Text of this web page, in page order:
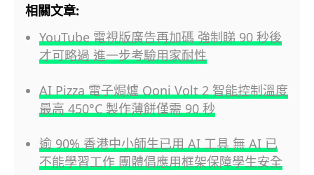
相關文章:
YouTube 電視版廣告再加碼 強制睇 90 秒後
才可略過 進一步考驗用家耐性
AI Pizza 電子焗爐 Ooni Volt 2 智能控制溫度
最高 450°C 製作薄餅僅需 90 秒
逾 90% 香港中小師生已用 AI 工具 無 AI 已
不能學習工作 團體倡應用框架保障學生安全